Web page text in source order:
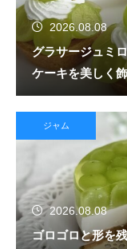
2026.08.08
グラサージュミ
ケーキを美しく
ジャム
2026.08.08
ゴロゴロと形を